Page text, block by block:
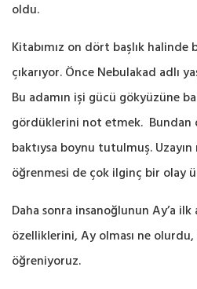
oldu.
Kitabımız on dört başlık
çıkarıyor. Önce Nebulakad adlı
Bu adamın işi gücü gökyüzüne
gördüklerini not etmek. Bundan
baktıysa boynu tutulmuş.
öğrenmesi de çok ilginç bir olay
Daha sonra insanoğlunun Ay’a ilk
özelliklerini, Ay olması ne olurdu,
öğreniyoruz.